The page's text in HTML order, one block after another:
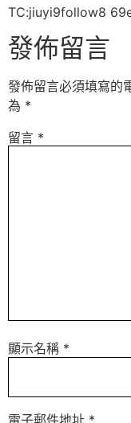
TC:jiuyi9follow8
發佈留言
發佈留言必須填寫的
為 *
留言 *
顯示名稱 *
電子郵件地址 *